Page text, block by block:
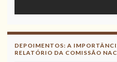
DEPOIMENTOS: A
RELATÓRIO DA COMISSÃO